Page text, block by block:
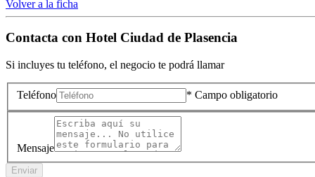
Volver a la ficha
Contacta con Hotel Ciudad de Plasencia
Si incluyes tu teléfono, el negocio te podrá llamar
Teléfono * Campo obligatorio
Mensaje
Enviar